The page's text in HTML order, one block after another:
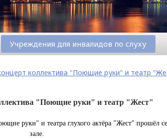
Учреждения для инвалидов по слуху
коллектива "Поющие руки" и театр
"Поющие руки" и театр "Жест"
руки" и театра глухого актёра "Жест" прошёл
зале.